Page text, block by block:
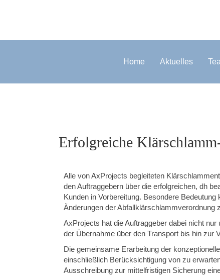
Home Aktuelles
Erfolgreiche
Alle von AxProjects begleiteten
den Auftraggebern über die erfolgreichen, dh
Kunden in Vorbereitung. Besondere
Änderungen der Abfallklärschlammverordnung
AxProjects hat die Auftraggeber dabei nicht
der Übernahme über den Transport bis hin zur
Die gemeinsame Erarbeitung der
einschließlich Berücksichtigung von zu
Ausschreibung zur mittelfristigen Sicherung